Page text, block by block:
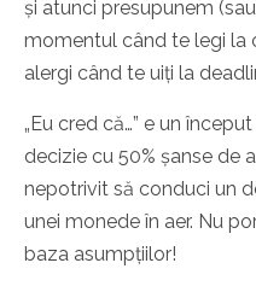
și atunci presupunem
momentul când te legi la
alergi când te uiți la
„Eu cred că…” e un
decizie cu 50% șanse de
nepotrivit să conduci un
unei monede în aer. Nu
baza asumpțiilor!